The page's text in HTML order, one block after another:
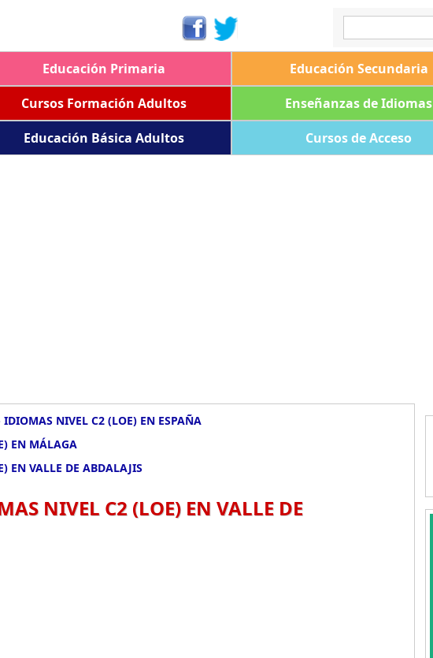
Educación Primaria Educación Secundaria
Cursos Formación Adultos Enseñanzas de Idiomas
Educación Básica Adultos Cursos de Acceso
NIVEL C2 (LOE) EN ESPAÑA
EN MÁLAGA
EN VALLE DE ABDALAJIS
NIVEL C2 (LOE) EN VALLE DE